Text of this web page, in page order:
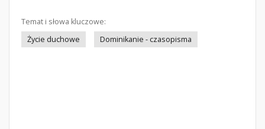
Temat i słowa kluczowe:
Życie duchowe
Dominikanie - czasopisma